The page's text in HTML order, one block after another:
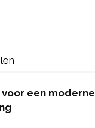
een moderne